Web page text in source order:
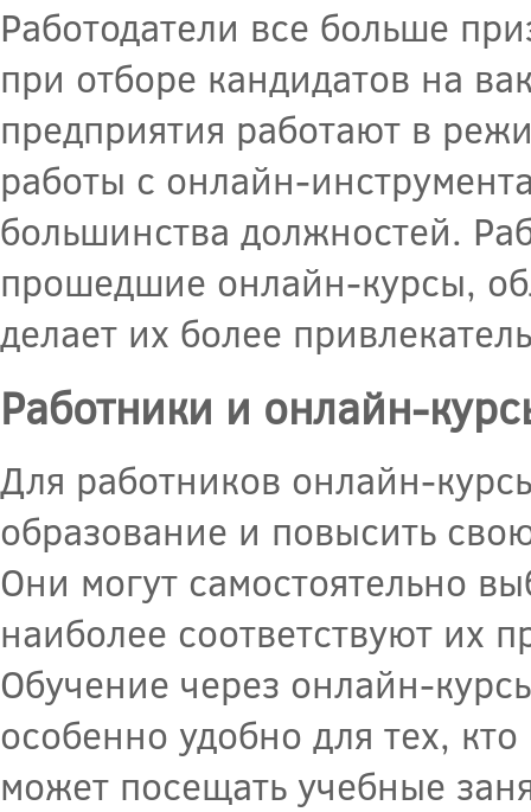
Работодатели все больше
при отборе кандидатов на
предприятия работают в
работы с онлайн-
большинства должностей.
прошедшие онлайн-курсы,
делает их более
Работники и онлайн-
Для работников онлайн-
образование и повысить
Они могут самостоятельно
наиболее соответствуют их
Обучение через онлайн-
особенно удобно для тех,
может посещать учебные